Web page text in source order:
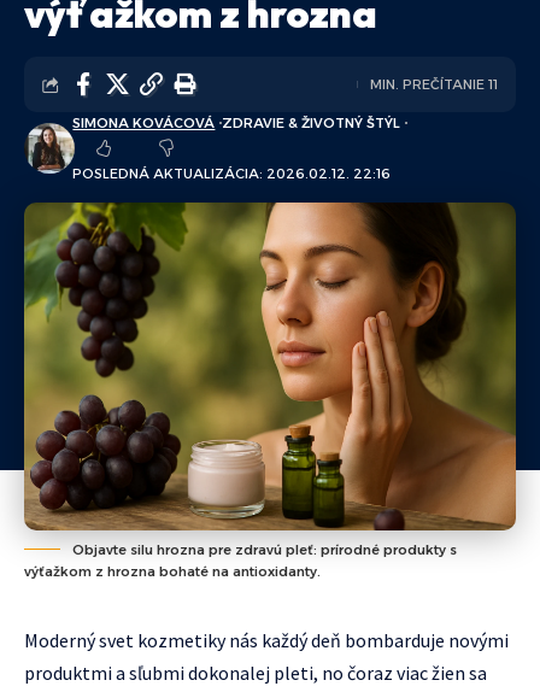
výťažkom z hrozna
POSLEDNÁ AKTUALIZÁCIA: 2026.02.12. 22:16
SIMONA KOVÁCOVÁ ZDRAVIE & ŽIVOTNÝ ŠTÝL
MIN. PREČÍTANIE 11
Objavte silu hrozna pre zdravú pleť: prírodné produkty s
výťažkom z hrozna bohaté na antioxidanty.
Moderný svet kozmetiky nás každý deň bombarduje novými
produktmi a sľubmi dokonalej pleti, no čoraz viac žien sa